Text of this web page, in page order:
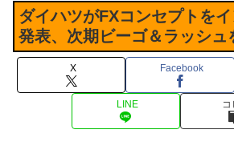
ダイハツがFXコンセプトを
発表、次期ビーゴ＆ラッシュ
X Facebook
LINE コ